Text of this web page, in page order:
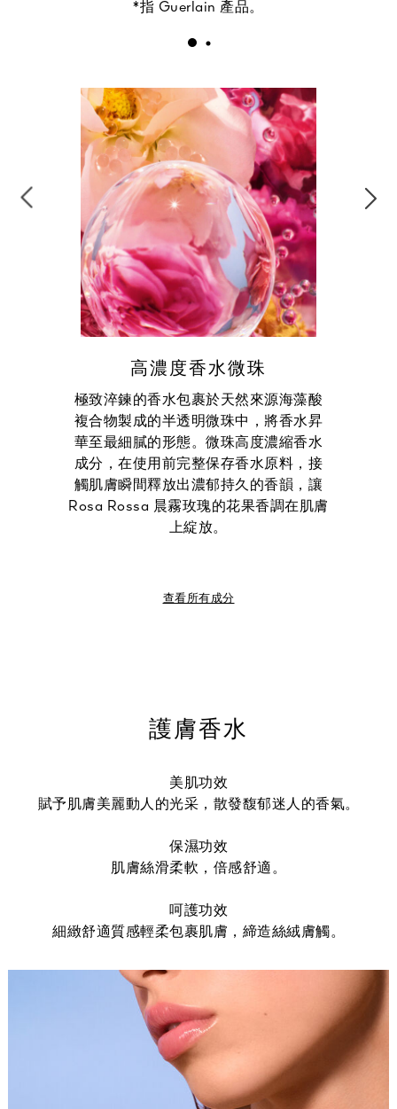
*指 Guerlain 產品。
高濃度香水微珠
極致淬鍊的香水包裹於天然來源海藻酸
複合物製成的半透明微珠中，將香水昇
華至最細膩的形態。微珠高度濃縮香水
成分，在使用前完整保存香水原料，接
觸肌膚瞬間釋放出濃郁持久的香韻，讓
Rosa Rossa 晨霧玫瑰的花果香調在肌膚
上綻放。
查看所有成分
護膚香水
美肌功效
賦予肌膚美麗動人的光采，散發馥郁迷人的香氣。
保濕功效
肌膚絲滑柔軟，倍感舒適。
呵護功效
細緻舒適質感輕柔包裹肌膚，締造絲絨膚觸。